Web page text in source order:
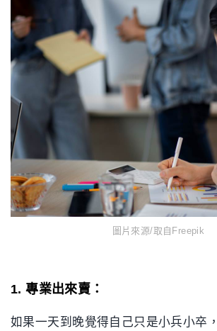
圖片來源/取自Freepik
1. 專業出來賣：
如果一天到晚覺得自己只是小兵小卒